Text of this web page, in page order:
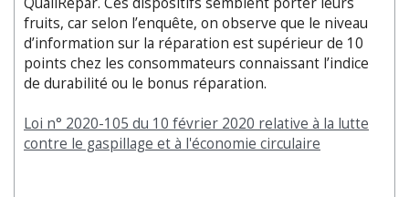
fruits, car selon l’enquête, on observe que le niveau
d’information sur la réparation est supérieur de 10
points chez les consommateurs connaissant l’indice
de durabilité ou le bonus réparation.
Loi n° 2020-105 du 10 février 2020 relative à la lutte
contre le gaspillage et à l'économie circulaire